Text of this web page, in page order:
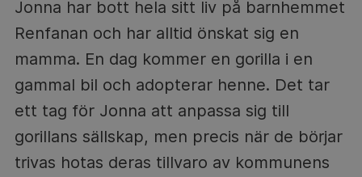
Jonna har bott hela sitt liv på barnhemmet
Renfanan och har alltid önskat sig en
mamma. En dag kommer en gorilla i en
gammal bil och adopterar henne. Det tar
ett tag för Jonna att anpassa sig till
gorillans sällskap, men precis när de börjar
trivas hotas deras tillvaro av kommunens